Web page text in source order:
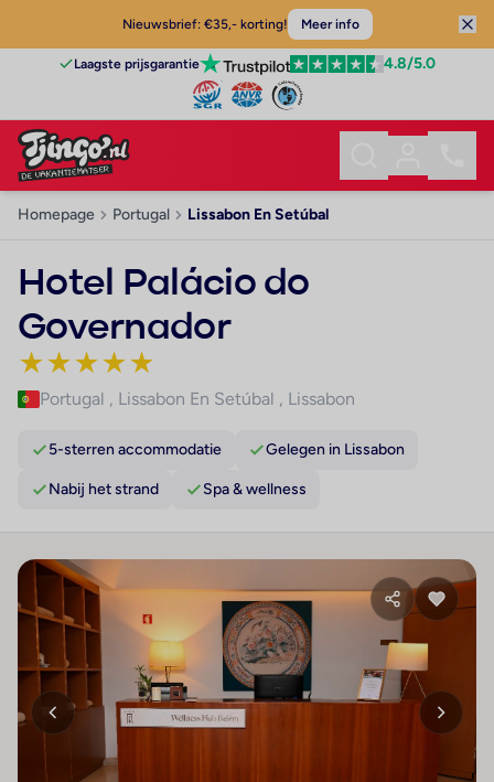
Nieuwsbrief: €35,- korting! Meer info
Laagste prijsgarantie 4.8/5.0
Homepage Portugal Lissabon En Setúbal
Hotel Palácio do
Governador
★★★★★
Portugal , Lissabon En Setúbal , Lissabon
5-sterren accommodatie Gelegen in Lissabon
Nabij het strand Spa & wellness